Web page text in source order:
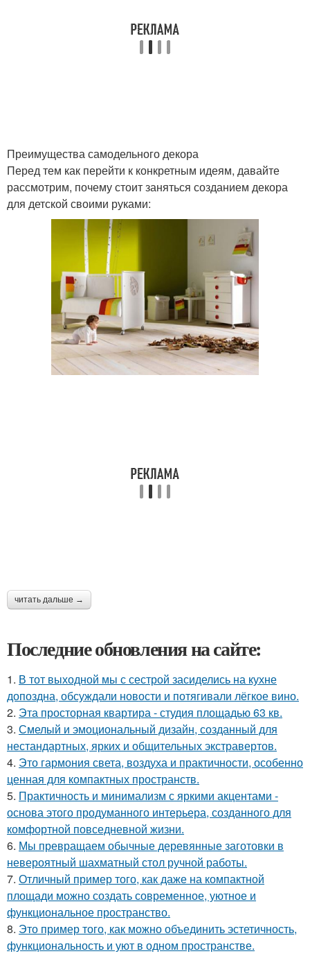
Преимущества самодельного декора
Перед тем как перейти к конкретным идеям, давайте
рассмотрим, почему стоит заняться созданием декора
для детской своими руками:
читать дальше →
Последние обновления на сайте:
1. В тот выходной мы с сестрой засиделись на кухне
допоздна, обсуждали новости и потягивали лёгкое вино.
2. Эта просторная квартира - студия площадью 63 кв.
3. Смелый и эмоциональный дизайн, созданный для
нестандартных, ярких и общительных экстравертов.
4. Это гармония света, воздуха и практичности, особенно
ценная для компактных пространств.
5. Практичность и минимализм с яркими акцентами -
основа этого продуманного интерьера, созданного для
комфортной повседневной жизни.
6. Мы превращаем обычные деревянные заготовки в
невероятный шахматный стол ручной работы.
7. Отличный пример того, как даже на компактной
площади можно создать современное, уютное и
функциональное пространство.
8. Это пример того, как можно объединить эстетичность,
функциональность и уют в одном пространстве.